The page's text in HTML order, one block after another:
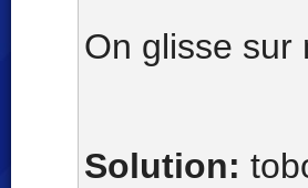
On glisse sur
Solution: